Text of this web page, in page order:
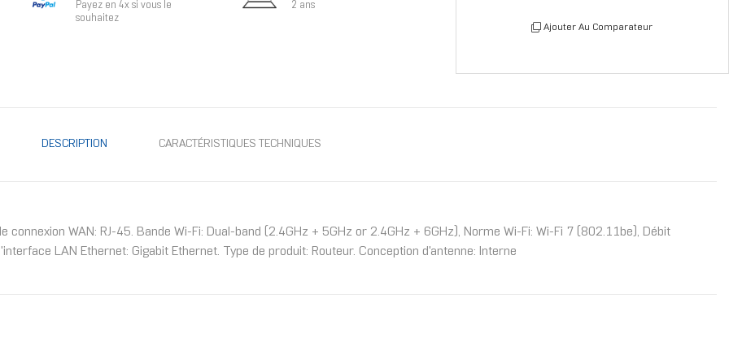
Payez en 4x si vous le
souhaitez
2 ans
Ajouter Au Comparateur
DESCRIPTION CARACTÉRISTIQUES TECHNIQUES
connexion WAN: RJ-45. Bande Wi-Fi: Dual-band (2.4GHz + 5GHz or 2.4GHz + 6GHz), Norme Wi-Fi: Wi-Fi 7 (802.11be), Débit
LAN Ethernet: Gigabit Ethernet. Type de produit: Routeur. Conception d'antenne: Interne